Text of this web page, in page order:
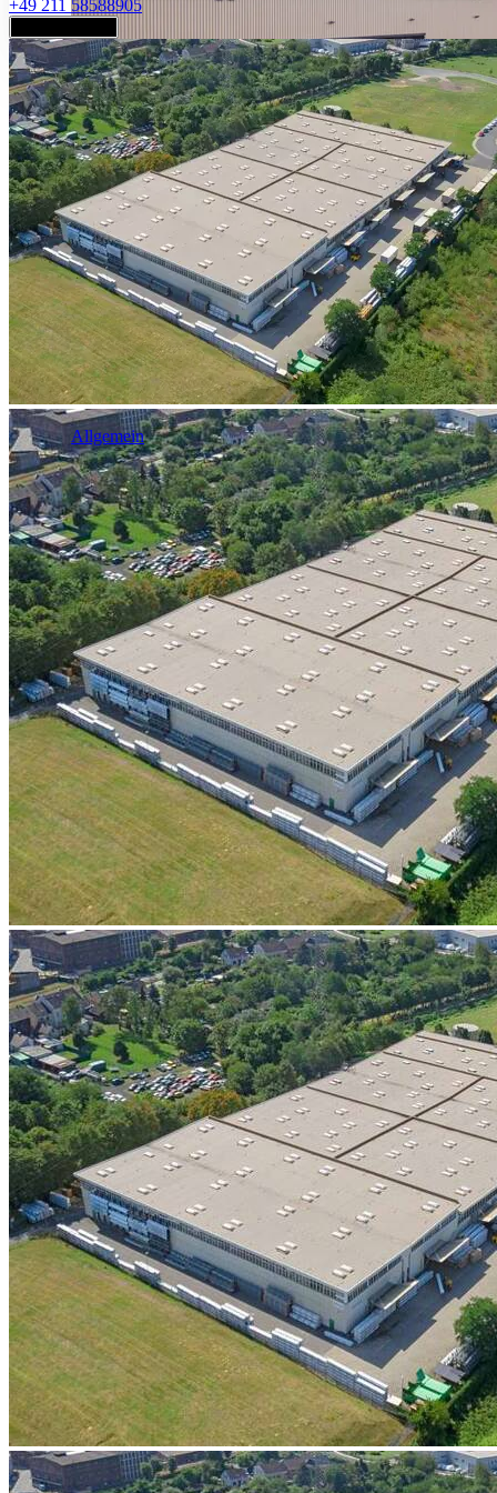
Industrie & Logistik
Allgemein
+49 211 58588905